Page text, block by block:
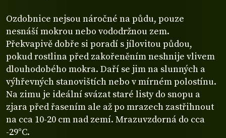
Ozdobnice nejsou náročné na půdu, pouze
nesnáší mokrou nebo vododržnou zem.
Překvapivě dobře si poradí s jílovitou půdou,
pokud rostlina před zakořeněním neshnije vlivem
dlouhodobého mokra. Daří se jim na slunných a
výhřevných stanovištích nebo v mírném polostínu.
Na zimu je ideální svázat staré listy do snopu a
zjara před řasením ale až po mrazech zastřihnout
na cca 10-20 cm nad zemí. Mrazuvzdorná do cca
-29°C.